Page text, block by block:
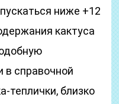
ниже +12
кактуса
справочной
теплички, близко